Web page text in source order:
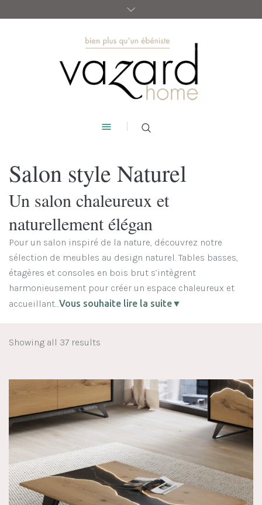
Salon style Naturel
Un salon chaleureux et
naturellement élégan
Pour un salon inspiré de la nature, découvrez notre
sélection de meubles au design naturel. Tables basses,
étagères et consoles en bois brut s’intègrent
harmonieusement pour créer un espace chaleureux et
accueillant…Vous souhaite lire la suite▼
Showing all 37 results